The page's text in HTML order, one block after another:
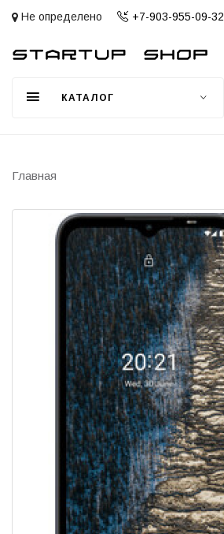
Не определено +7-903-955-09-32
КАТАЛОГ
Главная